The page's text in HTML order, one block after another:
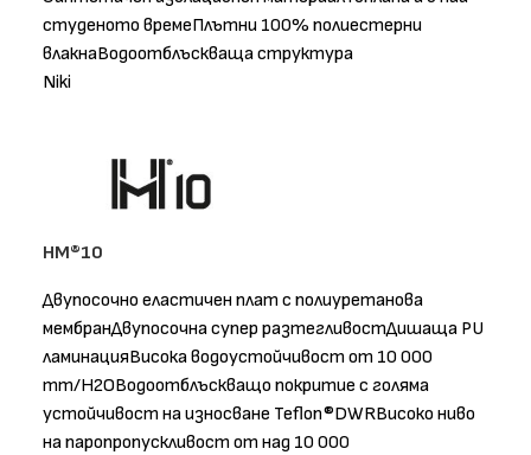
студеното времеПлътни 100% полиестерни
влакнаВодоотблъскваща структура
Niki
HM®10
Двупосочно еластичен плат с полиуретанова
мембранДвупосочна супер разтегливостДишаща PU
ламинацияВисока водоустойчивост от 10 000
mm/H2OВодоотблъскващо покритие с голяма
устойчивост на износване Teflon®DWRВисоко ниво
на паропропускливост от над 10 000